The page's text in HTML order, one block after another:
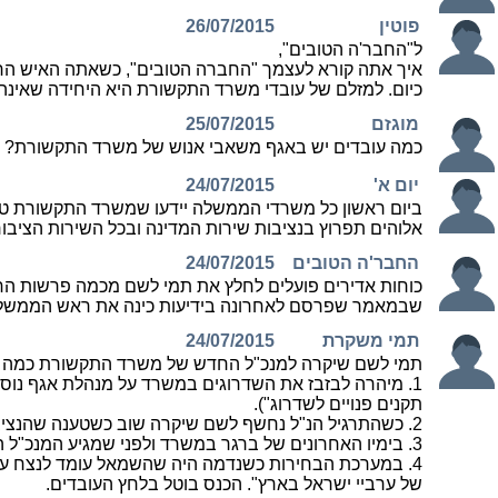
פוטין
26/07/2015
ל"החבר'ה הטובים",
איך אתה קורא לעצמך "החברה הטובים", כשאתה האיש
כיום. למזלם של עובדי משרד התקשורת היא היחידה
מוגזם
25/07/2015
כמה עובדים יש באגף משאבי אנוש של משרד התקשורת? 8? 9? בשביל זה שתי מנהלות אגף?
יום א'
24/07/2015
אלוהים תפרוץ בנציבות שירות המדינה ובכל השירות
החבר'ה הטובים
24/07/2015
כוחות אדירים פועלים לחלץ את תמי לשם מכמה פרשות
שבמאמר שפרסם לאחרונה בידיעות כינה את ראש הממשלה
תמי משקרת
24/07/2015
תמי לשם שיקרה למנכ"ל החדש של משרד התקשורת כמה
1. מיהרה לבזבז את השדרוגים במשרד על מנהלת אגף
תקנים פנויים לשדרוג").
2. כשהתרגיל הנ"ל נחשף לשם שיקרה שוב כשטענה שהנציבות החליטה שיהיו שתי מנהלות אגף באגף האמרכלות.
3. בימיו האחרונים של ברגר במשרד ולפני שמגיע המנכ"ל החדש, לשם סגרה וטייחה עם ברגר את תיק המעקבים נגד עובדי המשרד.
4. במערכת הבחירות כשנדמה היה שהשמאל עומד לנצח
של ערביי ישראל בארץ". הכנס בוטל בלחץ העובדים.